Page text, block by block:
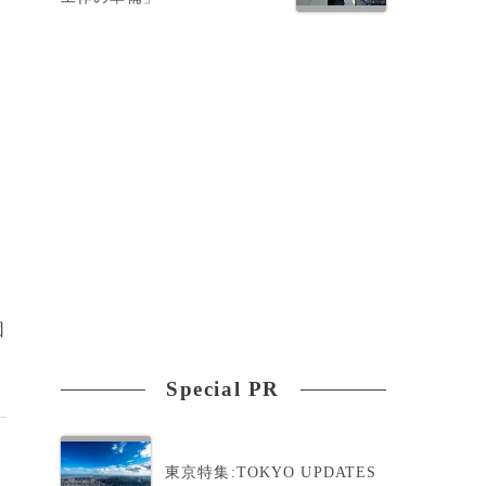
Special PR
東京特集:TOKYO UPDATES